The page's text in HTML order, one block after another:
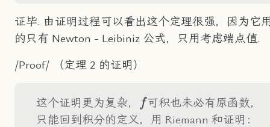
证毕. 由证明过程可以看出这个定理很强，因为它
的只有 Newton - Leibiniz 公式，只用考虑端点值.
/Proof/ （定理 2 的证明）
这个证明更为复杂， ff可积也未必有原函数，
只能回到积分的定义，用 Riemann 和证明：